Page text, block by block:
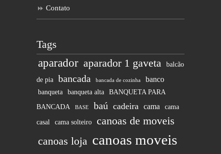
Contato
Tags
aparador aparador 1 gaveta balcão
de pia bancada bancada de cozinha banco
banqueta banqueta alta
BANQUETA PARA
BANCADA
BASE baú cadeira cama cama
casal cama solteiro
canoas de moveis
canoas loja canoas moveis